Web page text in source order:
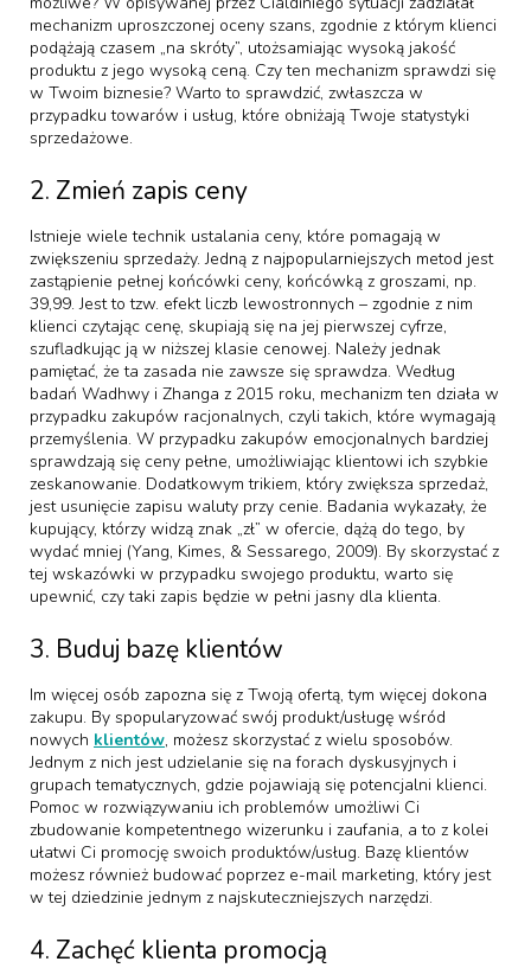
mechanizm uproszczonej oceny szans, zgodnie z którym klienci
podążają czasem „na skróty”, utożsamiając wysoką jakość
produktu z jego wysoką ceną. Czy ten mechanizm sprawdzi się
w Twoim biznesie? Warto to sprawdzić, zwłaszcza w
przypadku towarów i usług, które obniżają Twoje statystyki
sprzedażowe.
2. Zmień zapis ceny
Istnieje wiele technik ustalania ceny, które pomagają w
zwiększeniu sprzedaży. Jedną z najpopularniejszych metod jest
zastąpienie pełnej końcówki ceny, końcówką z groszami, np.
39,99. Jest to tzw. efekt liczb lewostronnych – zgodnie z nim
klienci czytając cenę, skupiają się na jej pierwszej cyfrze,
szufladkując ją w niższej klasie cenowej. Należy jednak
pamiętać, że ta zasada nie zawsze się sprawdza. Według
badań Wadhwy i Zhanga z 2015 roku, mechanizm ten działa w
przypadku zakupów racjonalnych, czyli takich, które wymagają
przemyślenia. W przypadku zakupów emocjonalnych bardziej
sprawdzają się ceny pełne, umożliwiając klientowi ich szybkie
zeskanowanie. Dodatkowym trikiem, który zwiększa sprzedaż,
jest usunięcie zapisu waluty przy cenie. Badania wykazały, że
kupujący, którzy widzą znak „zł” w ofercie, dążą do tego, by
wydać mniej (Yang, Kimes, & Sessarego, 2009). By skorzystać z
tej wskazówki w przypadku swojego produktu, warto się
upewnić, czy taki zapis będzie w pełni jasny dla klienta.
3. Buduj bazę klientów
Im więcej osób zapozna się z Twoją ofertą, tym więcej dokona
zakupu. By spopularyzować swój produkt/usługę wśród
nowych klientów, możesz skorzystać z wielu sposobów.
Jednym z nich jest udzielanie się na forach dyskusyjnych i
grupach tematycznych, gdzie pojawiają się potencjalni klienci.
Pomoc w rozwiązywaniu ich problemów umożliwi Ci
zbudowanie kompetentnego wizerunku i zaufania, a to z kolei
ułatwi Ci promocję swoich produktów/usług. Bazę klientów
możesz również budować poprzez e-mail marketing, który jest
w tej dziedzinie jednym z najskuteczniejszych narzędzi.
4. Zachęć klienta promocją